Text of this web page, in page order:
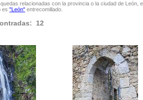
relacionadas con la provincia o la ciudad de León,
es "León" entrecomillado.
12